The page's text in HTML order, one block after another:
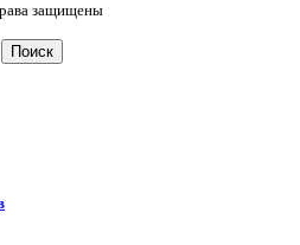
защищены
Поиск